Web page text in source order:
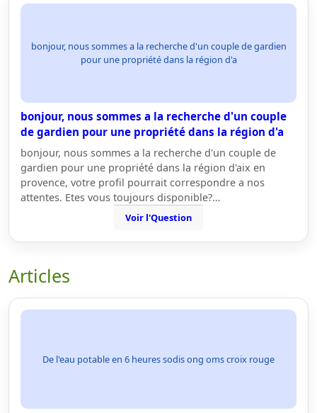
bonjour, nous sommes a la recherche d'un couple de gardien
pour une propriété dans la région d'a
bonjour, nous sommes a la recherche d'un couple
de gardien pour une propriété dans la région d'a
bonjour, nous sommes a la recherche d'un couple de
gardien pour une propriété dans la région d'aix en
provence, votre profil pourrait correspondre a nos
attentes. Etes vous toujours disponible?…
Voir l'Question
Articles
De l'eau potable en 6 heures sodis ong oms croix rouge